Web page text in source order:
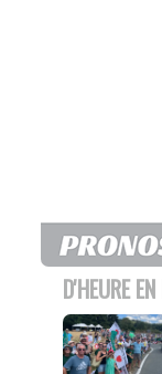
D'HEURE